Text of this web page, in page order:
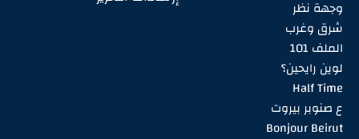
وجهة نظر
شرق وغرب
الملف 101
لوين رايحين؟
Half Time
ع صنوبر بيروت
Bonjour Beirut